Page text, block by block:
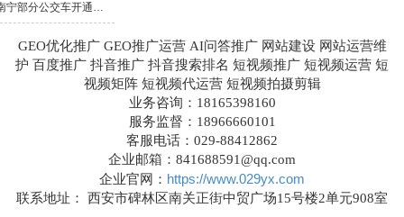
南宁部分公交车开通4G网络
GEO优化推广 GEO推广运营 AI问答推广 网站建设 网站运营维
护 百度推广 抖音推广 抖音搜索排名 短视频推广 短视频运营 短
视频矩阵 短视频代运营 短视频拍摄剪辑
业务咨询：18165398160
服务监督：18966660101
客服电话：029-88412862
企业邮箱：841688591@qq.com
企业官网： https://www.029yx.com
联系地址： 西安市碑林区南关正街中贸广场15号楼2单元908室